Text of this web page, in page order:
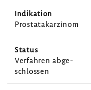
Prostata­kar­zinom
Verfahren abge­
schlossen